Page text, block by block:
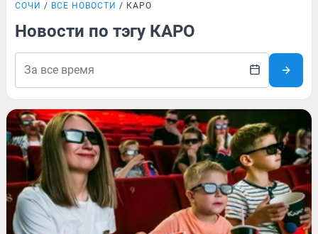
СОЧИ ВСЕ НОВОСТИ КАРО
Новости по тэгу КАРО